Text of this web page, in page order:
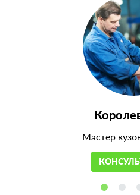
Мастер